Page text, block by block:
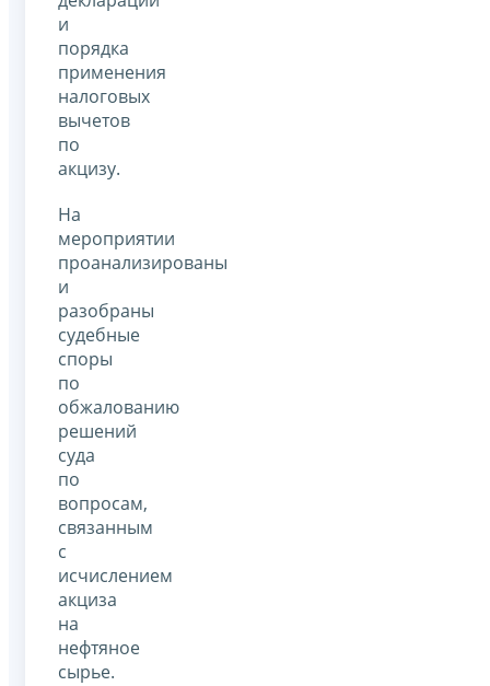
и
порядка
применения
налоговых
вычетов
по
акцизу.
На
мероприятии
проанализированы
и
разобраны
судебные
споры
по
обжалованию
решений
суда
по
вопросам,
связанным
с
исчислением
акциза
на
нефтяное
сырье.